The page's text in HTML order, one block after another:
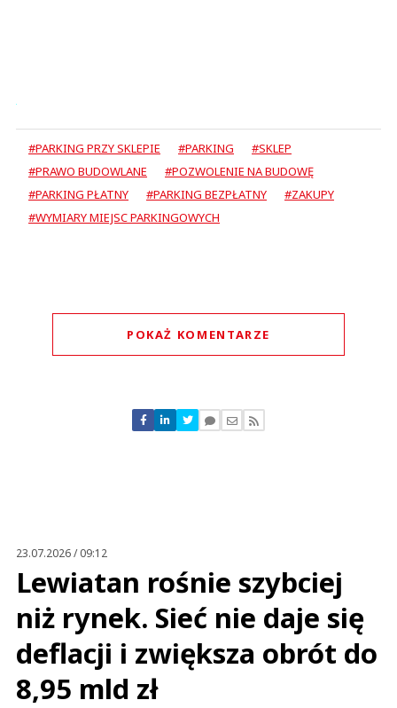
#PARKING PRZY SKLEPIE #PARKING
#SKLEP
#PRAWO BUDOWLANE
#POZWOLENIE NA BUDOWĘ
#PARKING PŁATNY
#PARKING BEZPŁATNY
#ZAKUPY
#WYMIARY MIEJSC PARKINGOWYCH
POKAŻ KOMENTARZE
Nie znaleziono komentarzy
Zostaw swoje komentarze
23.07.2026 / 09:12
Lewiatan rośnie szybciej
niż rynek. Sieć nie daje się
deflacji i zwiększa obrót do
8,95 mld zł